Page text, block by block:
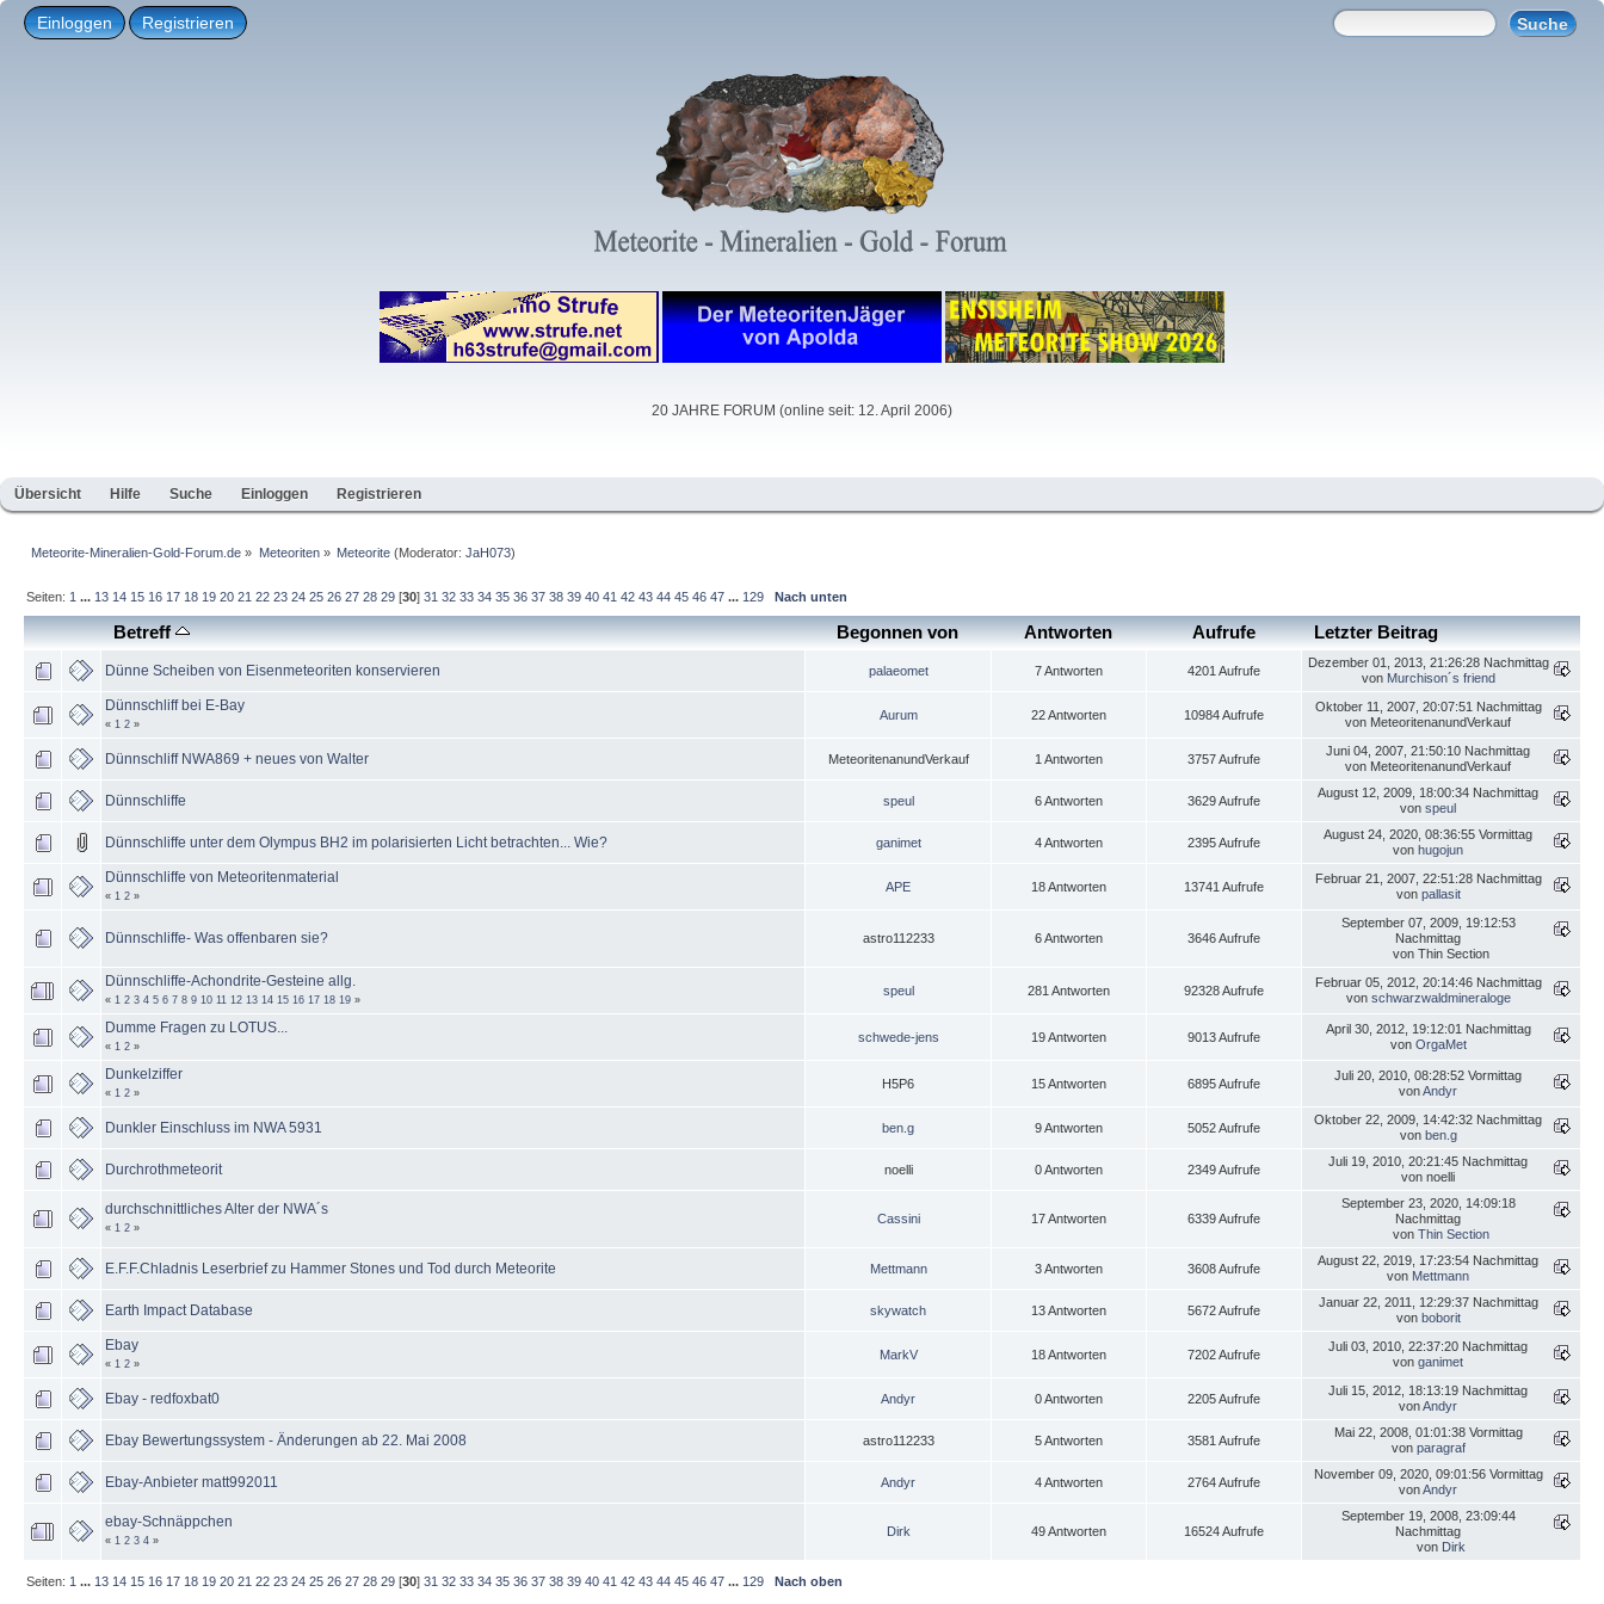
Einloggen Registrieren
20 JAHRE FORUM (online seit: 12. April 2006)
Übersicht Hilfe Suche Einloggen Registrieren
Meteorite-Mineralien-Gold-Forum.de » Meteoriten» Meteorite(Moderator: JaH073)
Seiten: 1 ... 13 14 15 16 17 18 19 20 21 22 23 24 25 26 27 28 29 [30]31 32 33 34 35 36 37 38 39 40 41 42 43 44 45 46 47 ... 129 Nach unten
Betreff Begonnen von Antworten Aufrufe Letzter Beitrag
Dünne Scheiben von Eisenmeteoriten konservieren palaeomet 7 Antworten 4201 Aufrufe
Dezember 01, 2013, 21:26:28 Nachmittag
von Murchison´s friend
Dünnschliff bei E-Bay
« 1 2 »
Aurum 22 Antworten 10984 Aufrufe
Oktober 11, 2007, 20:07:51 Nachmittag
von MeteoritenanundVerkauf
Dünnschliff NWA869 + neues von Walter MeteoritenanundVerkauf 1 Antworten 3757 Aufrufe
Juni 04, 2007, 21:50:10 Nachmittag
von MeteoritenanundVerkauf
Dünnschliffe speul 6 Antworten 3629 Aufrufe
August 12, 2009, 18:00:34 Nachmittag
von speul
Dünnschliffe unter dem Olympus BH2 im polarisierten Licht betrachten... Wie? ganimet 4 Antworten 2395 Aufrufe
August 24, 2020, 08:36:55 Vormittag
von hugojun
Dünnschliffe von Meteoritenmaterial
« 1 2 »
APE 18 Antworten 13741 Aufrufe
Februar 21, 2007, 22:51:28 Nachmittag
von pallasit
Dünnschliffe- Was offenbaren sie? astro112233 6 Antworten 3646 Aufrufe
September 07, 2009, 19:12:53
Nachmittag
von Thin Section
Dünnschliffe-Achondrite-Gesteine allg.
« 1 2 3 4 5 6 7 8 9 10 11 12 13 14 15 16 17 18 19 »
speul 281 Antworten 92328 Aufrufe
Februar 05, 2012, 20:14:46 Nachmittag
von schwarzwaldmineraloge
Dumme Fragen zu LOTUS...
« 1 2 »
schwede-jens 19 Antworten 9013 Aufrufe
April 30, 2012, 19:12:01 Nachmittag
von OrgaMet
Dunkelziffer
« 1 2 »
H5P6 15 Antworten 6895 Aufrufe
Juli 20, 2010, 08:28:52 Vormittag
vonAndyr
Dunkler Einschluss im NWA 5931 ben.g 9 Antworten 5052 Aufrufe
Oktober 22, 2009, 14:42:32 Nachmittag
von ben.g
Durchrothmeteorit noelli 0 Antworten 2349 Aufrufe
Juli 19, 2010, 20:21:45 Nachmittag
von noelli
durchschnittliches Alter der NWA´s
« 1 2 »
Cassini 17 Antworten 6339 Aufrufe
September 23, 2020, 14:09:18
Nachmittag
von Thin Section
E.F.F.Chladnis Leserbrief zu Hammer Stones und Tod durch Meteorite Mettmann 3 Antworten 3608 Aufrufe
August 22, 2019, 17:23:54 Nachmittag
von Mettmann
Earth Impact Database skywatch 13 Antworten 5672 Aufrufe
Januar 22, 2011, 12:29:37 Nachmittag
von boborit
Ebay
« 1 2 »
MarkV 18 Antworten 7202 Aufrufe
Juli 03, 2010, 22:37:20 Nachmittag
von ganimet
Ebay - redfoxbat0 Andyr 0 Antworten 2205 Aufrufe
Juli 15, 2012, 18:13:19 Nachmittag
vonAndyr
Ebay Bewertungssystem - Änderungen ab 22. Mai 2008 astro112233 5 Antworten 3581 Aufrufe
Mai 22, 2008, 01:01:38 Vormittag
von paragraf
Ebay-Anbieter matt992011 Andyr 4 Antworten 2764 Aufrufe
November 09, 2020, 09:01:56 Vormittag
vonAndyr
ebay-Schnäppchen
« 1 2 3 4 »
Dirk 49 Antworten 16524 Aufrufe
September 19, 2008, 23:09:44
Nachmittag
von Dirk
Seiten: 1 ... 13 14 15 16 17 18 19 20 21 22 23 24 25 26 27 28 29 [30]31 32 33 34 35 36 37 38 39 40 41 42 43 44 45 46 47 ... 129 Nach oben